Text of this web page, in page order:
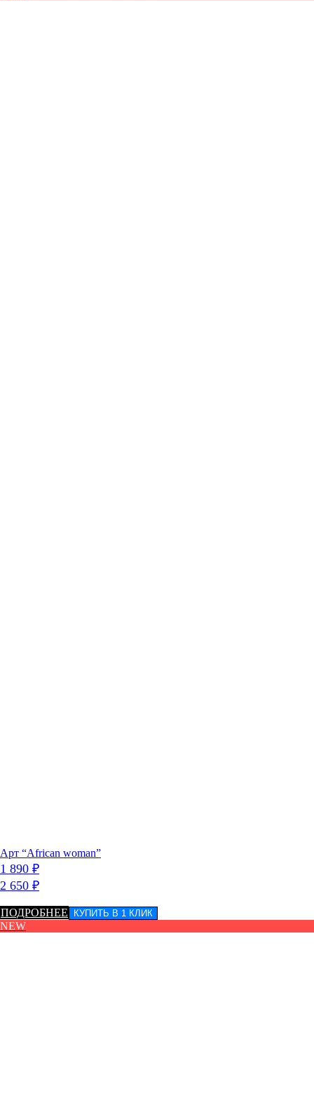
Арт “African woman”
1 890 ₽
2 650 ₽
ПОДРОБНЕЕ КУПИТЬ В 1 КЛИК
NEW